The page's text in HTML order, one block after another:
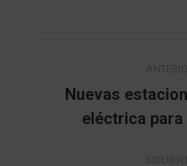
entre
Nuevas
eléctrica